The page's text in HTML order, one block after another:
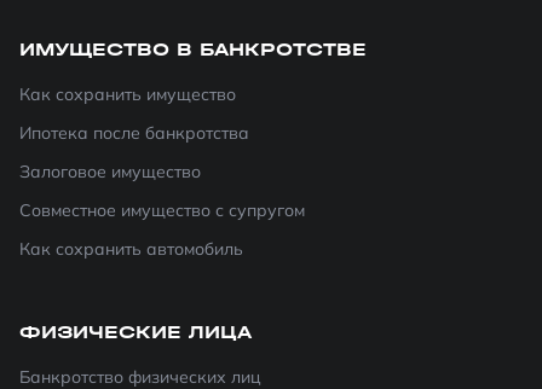
ИМУЩЕСТВО В БАНКРОТСТВЕ
Как сохранить имущество
Ипотека после банкротства
Залоговое имущество
Совместное имущество с супругом
Как сохранить автомобиль
ФИЗИЧЕСКИЕ ЛИЦА
Банкротство физических лиц